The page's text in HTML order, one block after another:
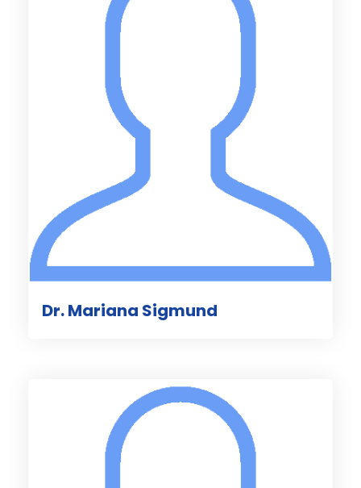
Dr. Mariana Sigmund